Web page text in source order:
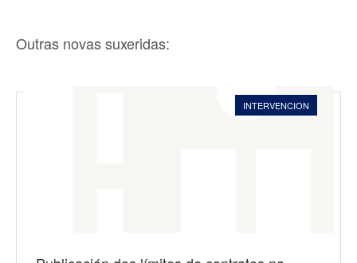
Outras novas suxeridas:
INTERVENCION